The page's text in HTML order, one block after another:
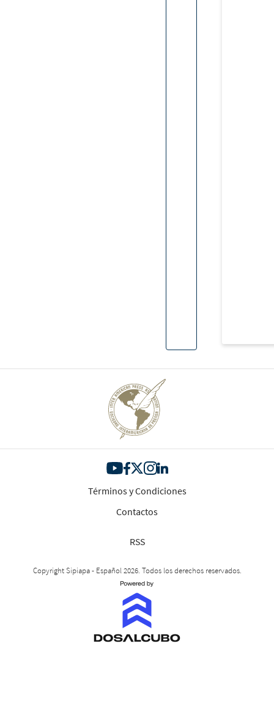
Términos y Condiciones
Contactos
RSS
Copyright Sipiapa - Español 2026. Todos los derechos reservados.